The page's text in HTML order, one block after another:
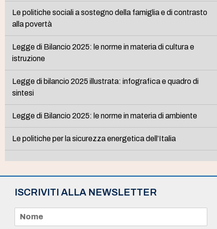
Le politiche sociali a sostegno della famiglia e di contrasto
alla povertà
Legge di Bilancio 2025: le norme in materia di cultura e
istruzione
Legge di bilancio 2025 illustrata: infografica e quadro di
sintesi
Legge di Bilancio 2025: le norme in materia di ambiente
Le politiche per la sicurezza energetica dell’Italia
ISCRIVITI ALLA NEWSLETTER
m